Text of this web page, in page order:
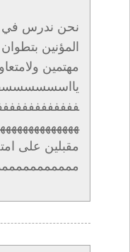
نحن ندرس في
المؤنين
مهتمين
مقبلين على